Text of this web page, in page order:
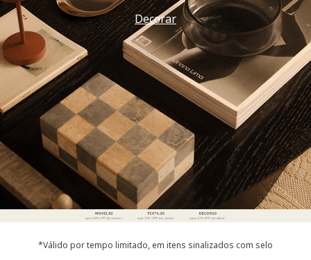
Decorar
*Válido por tempo limitado, em itens sinalizados com selo